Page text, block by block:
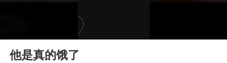
Play
他是真的饿了